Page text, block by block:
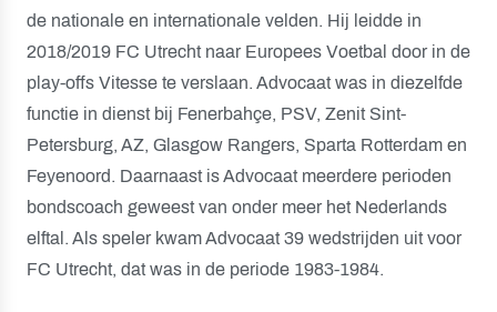
de nationale en internationale velden. Hij leidde in
2018/2019 FC Utrecht naar Europees Voetbal door in de
play-offs Vitesse te verslaan. Advocaat was in diezelfde
functie in dienst bij Fenerbahçe, PSV, Zenit Sint-
Petersburg, AZ, Glasgow Rangers, Sparta Rotterdam en
Feyenoord. Daarnaast is Advocaat meerdere perioden
bondscoach geweest van onder meer het Nederlands
elftal. Als speler kwam Advocaat 39 wedstrijden uit voor
FC Utrecht, dat was in de periode 1983-1984.